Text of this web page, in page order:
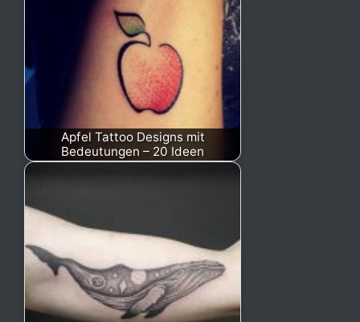
Apfel Tattoo Designs mit
Bedeutungen – 20 Ideen